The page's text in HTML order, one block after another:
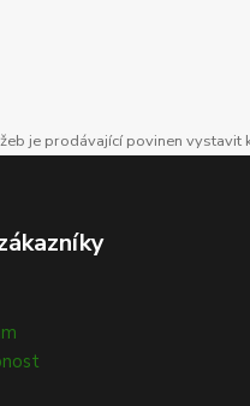
je prodávající povinen